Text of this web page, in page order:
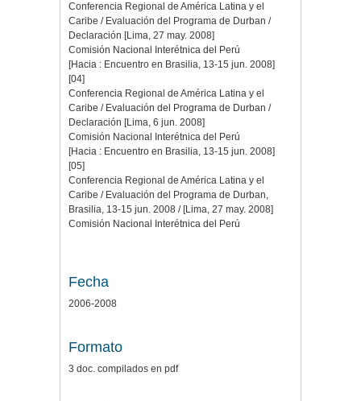
Conferencia Regional de América Latina y el
Caribe / Evaluación del Programa de Durban /
Declaración [Lima, 27 may. 2008]
Comisión Nacional Interétnica del Perú
[Hacia : Encuentro en Brasilia, 13-15 jun. 2008]
[04]
Conferencia Regional de América Latina y el
Caribe / Evaluación del Programa de Durban /
Declaración [Lima, 6 jun. 2008]
Comisión Nacional Interétnica del Perú
[Hacia : Encuentro en Brasilia, 13-15 jun. 2008]
[05]
Conferencia Regional de América Latina y el
Caribe / Evaluación del Programa de Durban,
Brasilia, 13-15 jun. 2008 / [Lima, 27 may. 2008]
Comisión Nacional Interétnica del Perú
Fecha
2006-2008
Formato
3 doc. compilados en pdf